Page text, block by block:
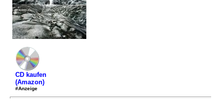
CD kaufen
(Amazon)
#Anzeige